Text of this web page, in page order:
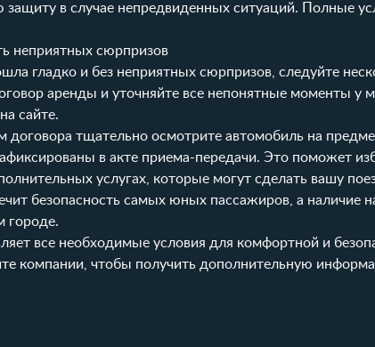
защиту в случае непредвиденных ситуаций. Полные
неприятных сюрпризов
гладко и без неприятных сюрпризов, следуйте
аренды и уточняйте все непонятные моменты у
на сайте.
договора тщательно осмотрите автомобиль на
в акте приема-передачи. Это поможет
услугах, которые могут сделать вашу
безопасность самых юных пассажиров, а наличие
городе.
все необходимые условия для комфортной и
компании, чтобы получить дополнительную